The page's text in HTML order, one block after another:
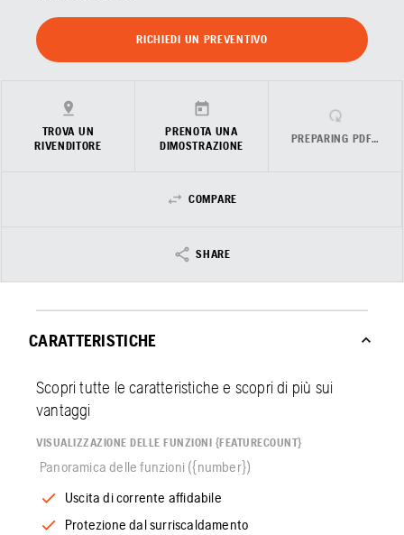
RICHIEDI UN PREVENTIVO
TROVA UN
RIVENDITORE
PRENOTA UNA
DIMOSTRAZIONE
PREPARING PDF…
COMPARE
SHARE
CARATTERISTICHE
Scopri tutte le caratteristiche e scopri di più sui
vantaggi
VISUALIZZAZIONE DELLE FUNZIONI {FEATURECOUNT}
Panoramica delle funzioni ({number})
Uscita di corrente affidabile
Protezione dal surriscaldamento